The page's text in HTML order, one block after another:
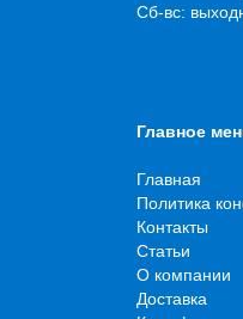
Сб-вс:
Главное
Главная
Политика
Контакты
Статьи
О компании
Доставка